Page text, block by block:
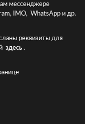
мессенджере
IMO, WhatsApp и др.
реквизиты для
здесь .